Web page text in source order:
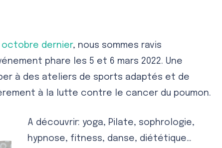
octobre dernier, nous sommes ravis
phare les 5 et 6 mars 2022. Une
à des ateliers de sports adaptés et de
à la lutte contre le cancer du poumon.
A découvrir: yoga, Pilate, sophrologie,
hypnose, fitness, danse, diététique…